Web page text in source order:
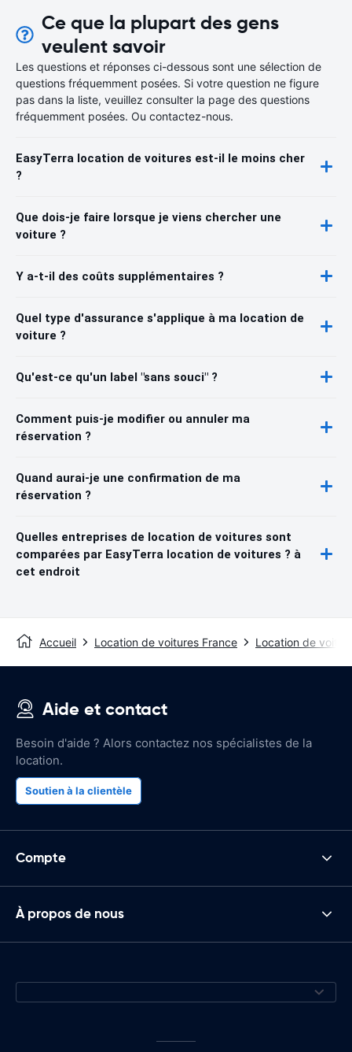
Ce que la plupart des gens
veulent savoir
Les questions et réponses ci-dessous sont une sélection de
questions fréquemment posées. Si votre question ne figure
pas dans la liste, veuillez consulter la page des questions
fréquemment posées. Ou contactez-nous.
EasyTerra location de voitures est-il le moins cher
?
Que dois-je faire lorsque je viens chercher une
voiture ?
Y a-t-il des coûts supplémentaires ?
Quel type d'assurance s'applique à ma location de
voiture ?
Qu'est-ce qu'un label "sans souci" ?
Comment puis-je modifier ou annuler ma
réservation ?
Quand aurai-je une confirmation de ma
réservation ?
Quelles entreprises de location de voitures sont
comparées par EasyTerra location de voitures ? à
cet endroit
Accueil Location de voitures France Location de
Aide et contact
Besoin d'aide ? Alors contactez nos spécialistes de la
location.
Soutien à la clientèle
Compte
À propos de nous